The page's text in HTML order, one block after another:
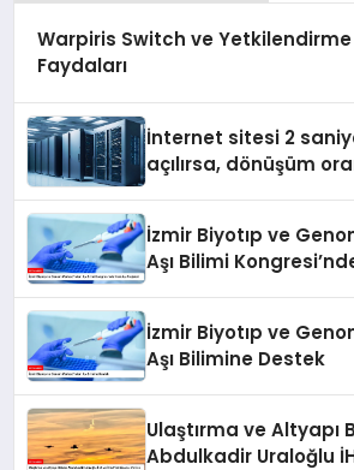
Warpiris Switch ve
Faydaları
İnternet sitesi 2
açılırsa, dönüşüm
İzmir Biyotıp ve
Aşı Bilimi
İzmir Biyotıp ve
Aşı Bilimine Destek
Ulaştırma ve Altyapı
Abdulkadir Uraloğlu